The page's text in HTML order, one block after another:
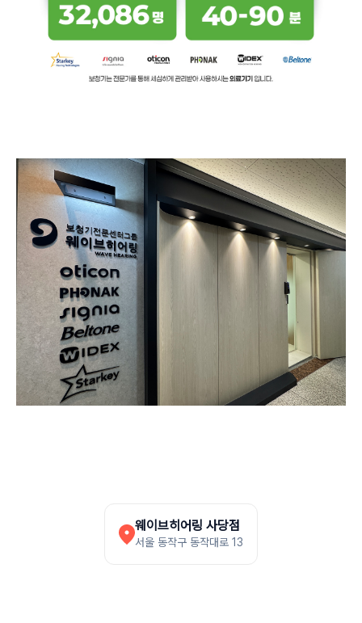
웨이브히어링 사당점
서울 동작구 동작대로 13